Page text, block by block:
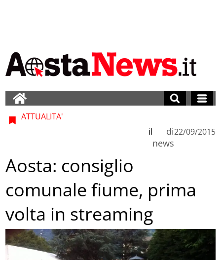
ATTUALITA'
di
news
il 22/09/2015
Aosta: consiglio
comunale fiume, prima
volta in streaming